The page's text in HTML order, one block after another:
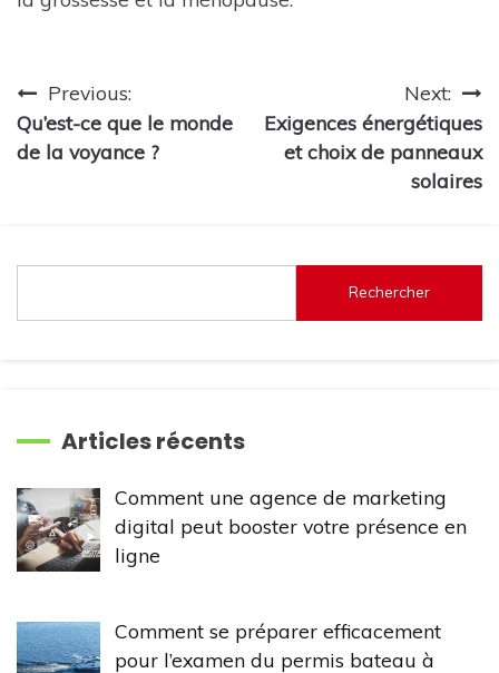
Navigation
de
Previous:
Qu’est-ce que le monde
de la voyance ?
Next:
Exigences énergétiques
et choix de panneaux
solaires
Rechercher
Articles récents
Comment une agence de marketing
digital peut booster votre présence en
ligne
Comment se préparer efficacement
pour l’examen du permis bateau à